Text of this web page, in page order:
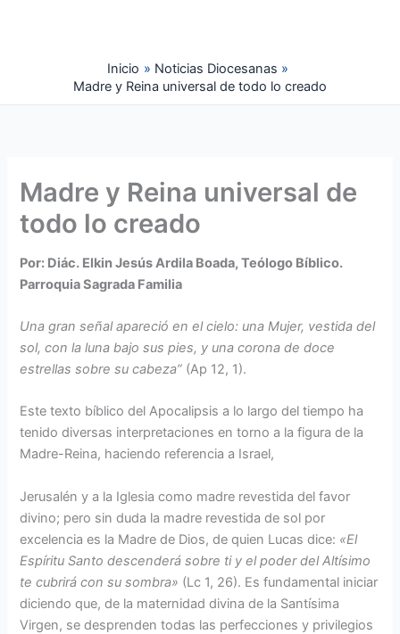
Inicio
Noticias Diocesanas
Madre y Reina universal de todo lo creado
Madre y Reina universal de
todo lo creado
Por: Diác. Elkin Jesús Ardila Boada, Teólogo Bíblico.
Parroquia Sagrada Familia
Una gran señal apareció en el cielo: una Mujer, vestida del
sol, con la luna bajo sus pies, y una corona de doce
estrellas sobre su cabeza” (Ap 12, 1).
Este texto bíblico del Apocalipsis a lo largo del tiempo ha
tenido diversas interpretaciones en torno a la figura de la
Madre-Reina, haciendo referencia a Israel,
Jerusalén y a la Iglesia como madre revestida del favor
divino; pero sin duda la madre revestida de sol por
excelencia es la Madre de Dios, de quien Lucas dice: «El
Espíritu Santo descenderá sobre ti y el poder del Altísimo
te cubrirá con su sombra» (Lc 1, 26). Es fundamental iniciar
diciendo que, de la maternidad divina de la Santísima
Virgen, se desprenden todas las perfecciones y privilegios